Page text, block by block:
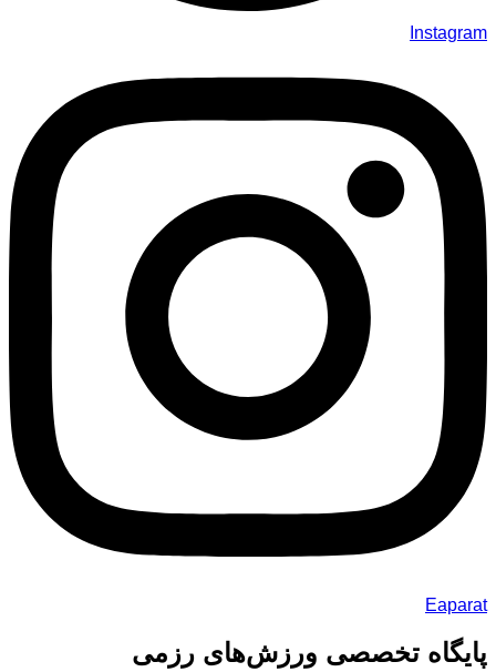
Instagram
Eaparat
پایگاه تخصصی ورزش‌های رزمی